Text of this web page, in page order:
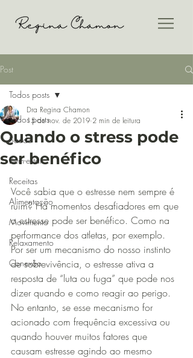
Post
Todos posts
Saúde
Bem-estar
Receitas
Alimentação
Movimento
Relaxamento
Conexão
Todos posts
Quando o stress pode
ser benéfico
Dra Regina Chamon
15 de nov. de 2019 2 min de leitura
Você sabia que o estresse nem sempre é
ruim? Há momentos desafiadores em que
o estresse pode ser benéfico. Como na
performance dos atletas, por exemplo.
Por ser um mecanismo do nosso instinto
de sobrevivência, o estresse ativa a
resposta de “luta ou fuga” que pode nos
dizer quando e como reagir ao perigo.
No entanto, se esse mecanismo for
acionado com frequência excessiva ou
quando houver muitos fatores que
causam estresse agindo ao mesmo